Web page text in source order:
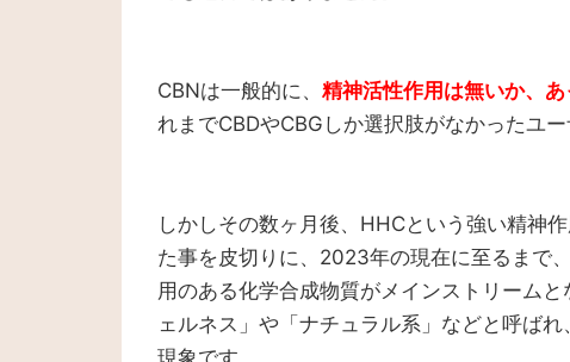
CBNは一般的に、 精神活性作用は無いか、
れまでCBDやCBGしか選択肢がなかったユ
しかしその数ヶ月後、HHCという強い精神
た事を皮切りに、2023年の現在に至るまで
用のある化学合成物質がメインストリーム
ェルネス」や「ナチュラル系」などと呼ば
現象です。